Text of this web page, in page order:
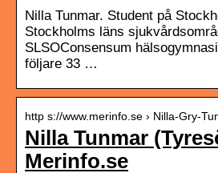
Nilla Tunmar. Student på
Stockholms läns
SLSOConsensum
följare 33 …
http s://www.merinfo.se › Nilla-Gry-
Nilla Tunmar
Merinfo.se